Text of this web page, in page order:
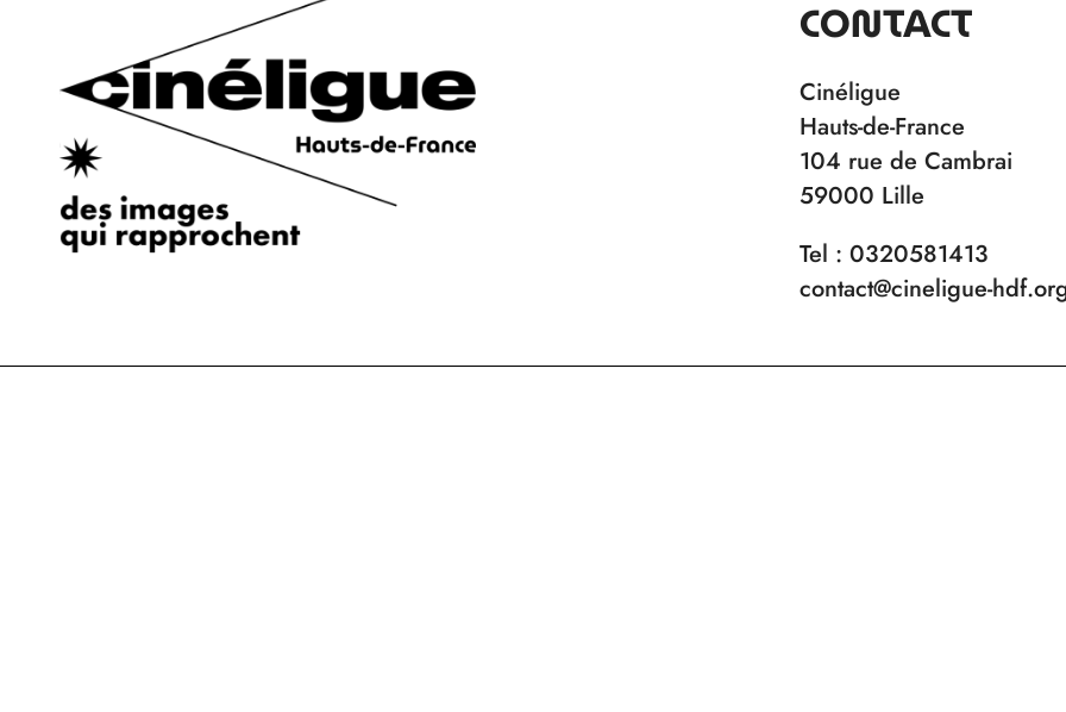
CONTACT
Cinéligue
Hauts-de-France
104 rue de Cambrai
59000 Lille
Tel : 0320581413
contact@cineligue-